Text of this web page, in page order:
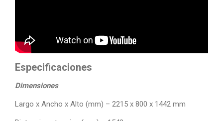
Especificaciones
Dimensiones
Largo x Ancho x Alto (mm) – 2215 x 800 x 1442 mm